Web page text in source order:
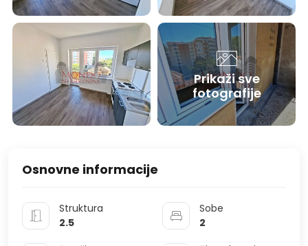
Prikaži sve
fotografije
Osnovne informacije
Struktura
2.5
Sobe
2